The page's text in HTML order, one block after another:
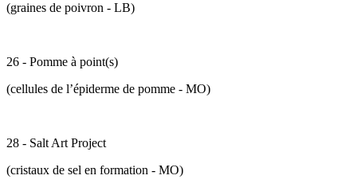
(graines de poivron - LB)
26 - Pomme à point(s)
(cellules de l’épiderme de pomme - MO)
28 - Salt Art Project
(cristaux de sel en formation - MO)